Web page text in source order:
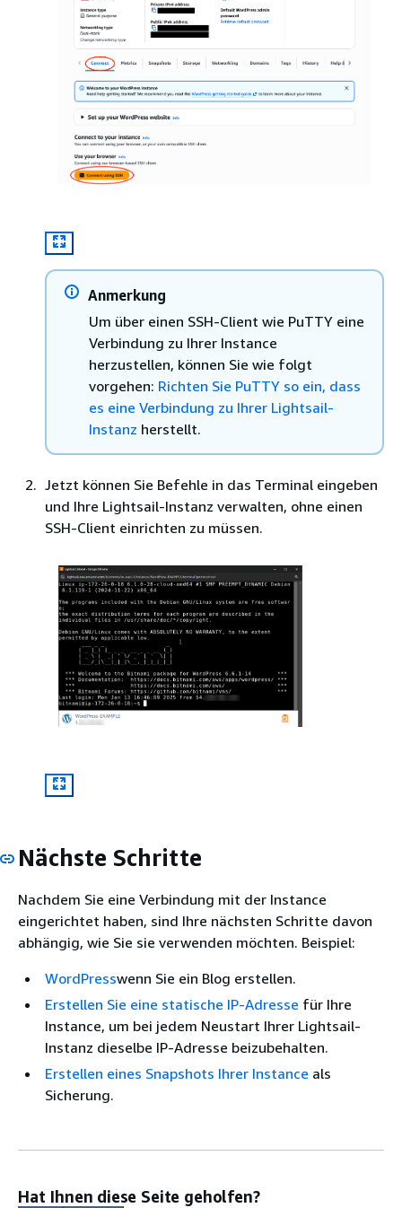
Anmerkung
Um über einen SSH-Client wie PuTTY eine
Verbindung zu Ihrer Instance
herzustellen, können Sie wie folgt
vorgehen: Richten Sie PuTTY so ein, dass
es eine Verbindung zu Ihrer Lightsail-
Instanz herstellt.
Jetzt können Sie Befehle in das Terminal eingeben
und Ihre Lightsail-Instanz verwalten, ohne einen
SSH-Client einrichten zu müssen.
Nächste Schritte
Nachdem Sie eine Verbindung mit der Instance
eingerichtet haben, sind Ihre nächsten Schritte davon
abhängig, wie Sie sie verwenden möchten. Beispiel:
WordPresswenn Sie ein Blog erstellen.
Erstellen Sie eine statische IP-Adresse für Ihre
Instance, um bei jedem Neustart Ihrer Lightsail-
Instanz dieselbe IP-Adresse beizubehalten.
Erstellen eines Snapshots Ihrer Instance als
Sicherung.
Hat Ihnen diese Seite geholfen?